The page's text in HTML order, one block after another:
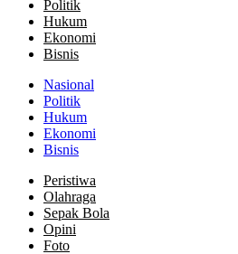
Politik
Hukum
Ekonomi
Bisnis
Nasional
Politik
Hukum
Ekonomi
Bisnis
Peristiwa
Olahraga
Sepak Bola
Opini
Foto